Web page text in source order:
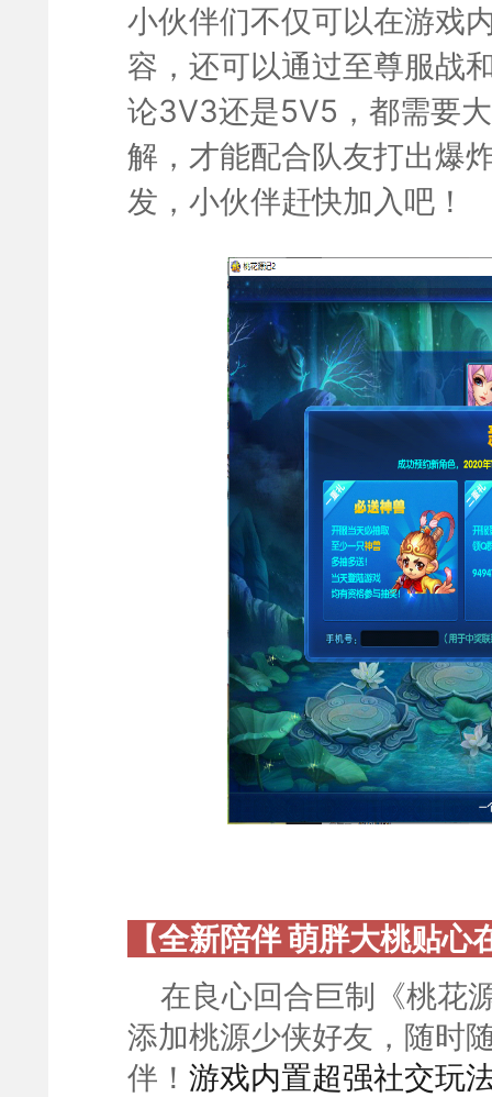
小伙伴们不仅可以在游戏
容，还可以通过至尊服战
论3V3还是5V5，都需要
解，才能配合队友打出爆
发，小伙伴赶快加入吧！
【全新陪伴 萌胖大桃贴心
在良心回合巨制《桃花
添加桃源少侠好友，随时
伴！ 游戏内置超强社交玩